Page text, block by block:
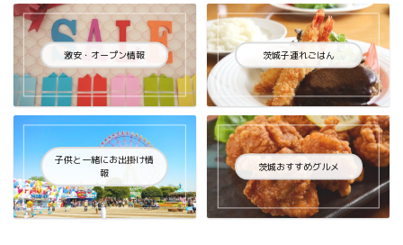
激安・オープン情報 茨城子連れごはん
子供と一緒にお出掛け情
報
茨城おすすめグルメ